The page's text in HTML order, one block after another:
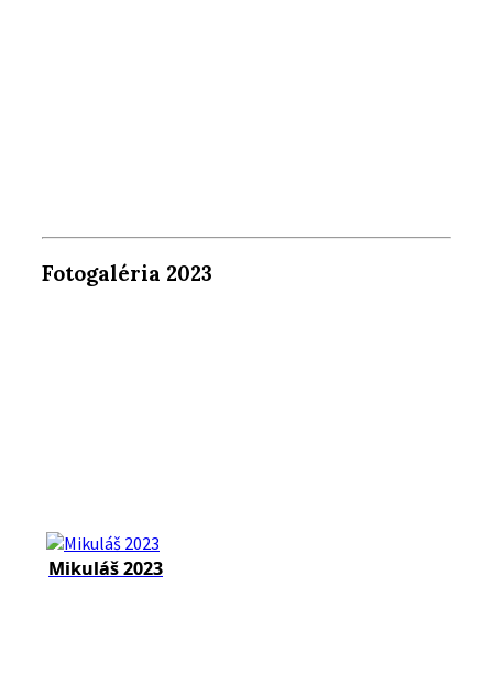
Fotogaléria 2023
Mikuláš 2023